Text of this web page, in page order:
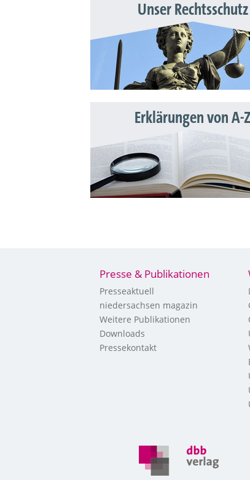
Unser Rechtsschutz
Erklärungen von A-Z
Presse & Publikationen
Presseaktuell
niedersachsen magazin
Weitere Publikationen
Downloads
Pressekontakt